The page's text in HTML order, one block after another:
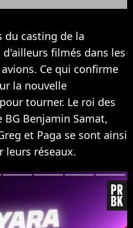
du casting de la
filmés dans les
Ce qui confirme
la nouvelle
tourner. Le roi des
BG Benjamin Samat,
et Paga se sont ainsi
leurs réseaux.